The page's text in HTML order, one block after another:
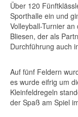
Über 120
Sporthalle ein und
Volleyball-Turnier
Bliesen, der als
Durchführung auch
Auf fünf Feldern
es wurde eifrig um
Kleinfeldregeln
der Spaß am Spiel